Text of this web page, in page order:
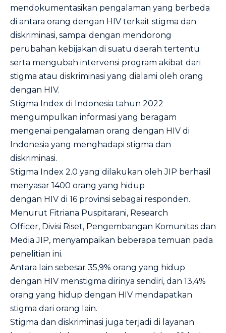
mendokumentasikan pengalaman yang berbeda
di antara orang dengan HIV terkait stigma dan
diskriminasi, sampai dengan mendorong
perubahan kebijakan di suatu daerah tertentu
serta mengubah intervensi program akibat dari
stigma atau diskriminasi yang dialami oleh orang
dengan HIV.
Stigma Index di Indonesia tahun 2022
mengumpulkan informasi yang beragam
mengenai pengalaman orang dengan HIV di
Indonesia yang menghadapi stigma dan
diskriminasi.
Stigma Index 2.0 yang dilakukan oleh JIP berhasil
menyasar 1400 orang yang hidup
dengan HIV di 16 provinsi sebagai responden.
Menurut Fitriana Puspitarani, Research
Officer, Divisi Riset, Pengembangan Komunitas dan
Media JIP, menyampaikan beberapa temuan pada
penelitian ini.
Antara lain sebesar 35,9% orang yang hidup
dengan HIV menstigma dirinya sendiri, dan 13,4%
orang yang hidup dengan HIV mendapatkan
stigma dari orang lain.
Stigma dan diskriminasi juga terjadi di layanan